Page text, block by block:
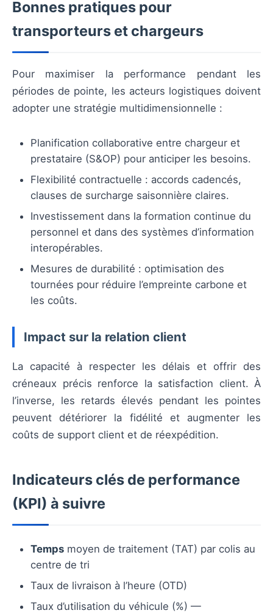
Bonnes pratiques pour
transporteurs et chargeurs
Pour maximiser la performance pendant les
périodes de pointe, les acteurs logistiques doivent
adopter une stratégie multidimensionnelle :
Planification collaborative entre chargeur et
prestataire (S&OP) pour anticiper les besoins.
Flexibilité contractuelle : accords cadencés,
clauses de surcharge saisonnière claires.
Investissement dans la formation continue du
personnel et dans des systèmes d’information
interopérables.
Mesures de durabilité : optimisation des
tournées pour réduire l’empreinte carbone et
les coûts.
Impact sur la relation client
La capacité à respecter les délais et offrir des
créneaux précis renforce la satisfaction client. À
l’inverse, les retards élevés pendant les pointes
peuvent détériorer la fidélité et augmenter les
coûts de support client et de réexpédition.
Indicateurs clés de performance
(KPI) à suivre
Temps moyen de traitement (TAT) par colis au
centre de tri
Taux de livraison à l’heure (OTD)
Taux d’utilisation du véhicule (%) —